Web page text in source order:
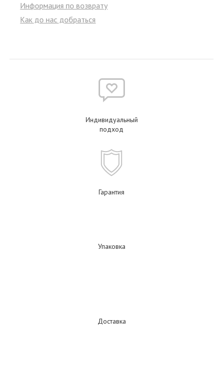
Информация по возврату
Как до нас добраться
Индивидуальный
подход
Гарантия
Упаковка
Доставка